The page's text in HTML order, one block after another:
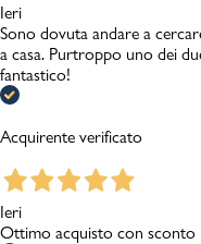
Ieri
Sono dovuta andare a
a casa. Purtroppo uno dei
fantastico!
Acquirente verificato
Ieri
Ottimo acquisto con sconto